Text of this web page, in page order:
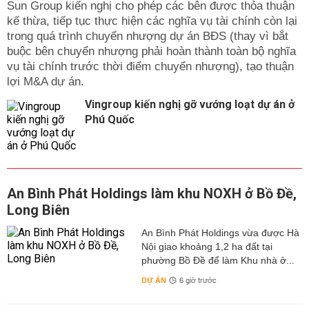
Sun Group kiến nghị cho phép các bên được thỏa thuận
kế thừa, tiếp tục thực hiện các nghĩa vụ tài chính còn lại
trong quá trình chuyển nhượng dự án BĐS (thay vì bắt
buộc bên chuyển nhượng phải hoàn thành toàn bộ nghĩa
vụ tài chính trước thời điểm chuyển nhượng), tạo thuận
lợi M&A dự án.
Vingroup kiến nghị gỡ vướng loạt dự án ở
Phú Quốc
An Bình Phát Holdings làm khu NOXH ở Bồ Đề,
Long Biên
An Bình Phát Holdings vừa được Hà
Nội giao khoảng 1,2 ha đất tại
phường Bồ Đề để làm Khu nhà ở...
DỰ ÁN 6 giờ trước